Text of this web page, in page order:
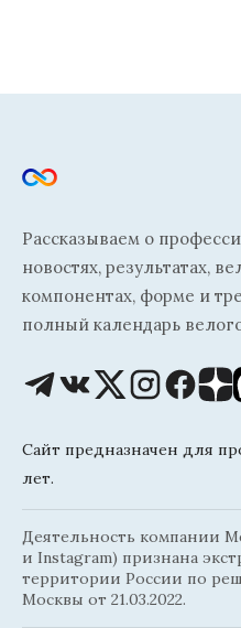
Рассказываем о
новостях, результатах,
компонентах, форме и
полный календарь
Сайт предназначен для
лет.
Деятельность компании
и Instagram) признана
территории России по
Москвы от 21.03.2022.